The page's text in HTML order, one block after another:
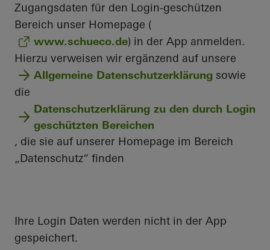
Zugangsdaten für den Login-geschützen
Bereich unser Homepage (
www.schueco.de) in der App anmelden.
Hierzu verweisen wir ergänzend auf unsere
Allgemeine Datenschutzerklärung sowie
die
Datenschutzerklärung zu den durch Login
geschützten Bereichen
, die sie auf unserer Homepage im Bereich
„Datenschutz“ finden
Ihre Login Daten werden nicht in der App
gespeichert.